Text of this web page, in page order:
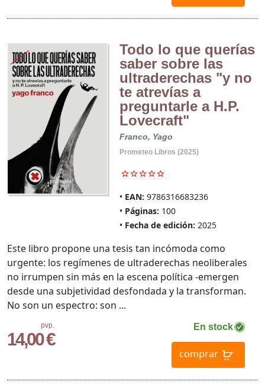
Todo lo que querías
saber sobre las
ultraderechas "y no
te atrevías a
preguntarle a H.P.
Lovecraft"
Franco, Yago
Prometeo Libros (2025)
EAN: 9786316683236
Páginas: 100
Fecha de edición: 2025
pvp.
14,00 €
En stock
comprar
Este libro propone una tesis tan incómoda como
urgente: los regímenes de ultraderechas neoliberales
no irrumpen sin más en la escena política -emergen
desde una subjetividad desfondada y la transforman.
No son un espectro: son ...